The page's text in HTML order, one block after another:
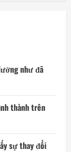
như đã
thành trên
sự thay đổi